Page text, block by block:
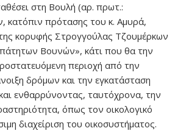
στη Βουλή (αρ. πρωτ.:
κατόπιν πρότασης του κ. Αμυρά,
κορυφής Στρογγούλας Τζουμέρκων
Βουνών», κάτι που θα την
περιοχή από την
δρόμων και την εγκατάσταση
ενθαρρύνοντας, ταυτόχρονα, την
όπως τον οικολογικό
διαχείριση του οικοσυστήματος.